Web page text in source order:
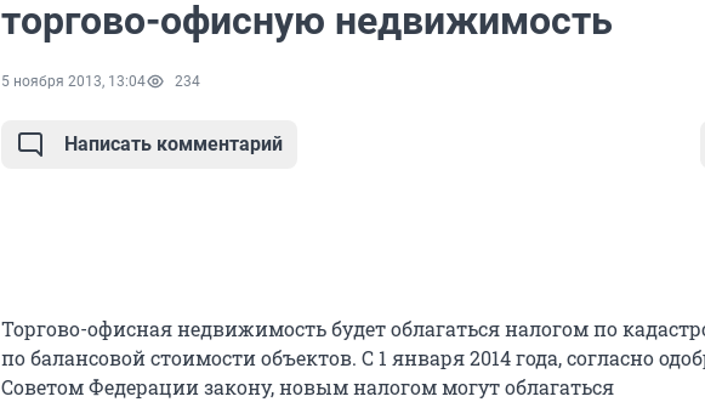
торгово-офисную недвижимость
5 ноября 2013, 13:04 234
Написать комментарий
Торгово-офисная недвижимость будет облагаться налогом по
по балансовой стоимости объектов. С 1 января 2014 года, согласно
Советом Федерации закону, новым налогом могут облагаться